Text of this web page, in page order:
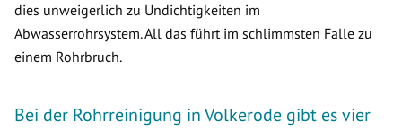
dies unweigerlich zu Undichtigkeiten im
Abwasserrohrsystem. All das führt im schlimmsten Falle zu
einem Rohrbruch.
Bei der Rohrreinigung in Volkerode gibt es vier